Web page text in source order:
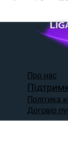
Про нас
Політика
Договір